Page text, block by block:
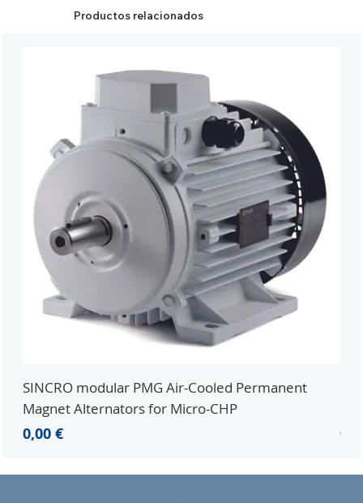
Productos relacionados
SINCRO modular PMG Air-Cooled Permanent
Magnet Alternators for Micro-CHP
Precio
0,00 €